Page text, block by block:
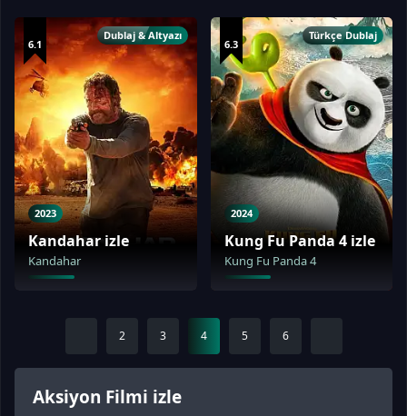
6.1
Dublaj & Altyazı
2023
Kandahar izle
Kandahar
6.3
Türkçe Dublaj
2024
Kung Fu Panda 4 izle
Kung Fu Panda 4
2 3 4 5 6
Aksiyon Filmi izle